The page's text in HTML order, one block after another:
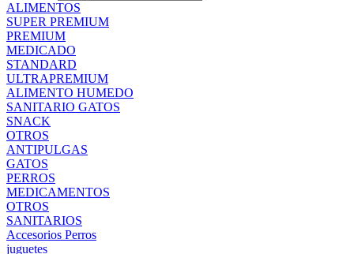
ALIMENTOS
SUPER PREMIUM
PREMIUM
MEDICADO
STANDARD
ULTRAPREMIUM
ALIMENTO HUMEDO
SANITARIO GATOS
SNACK
OTROS
ANTIPULGAS
GATOS
PERROS
MEDICAMENTOS
OTROS
SANITARIOS
Accesorios Perros
juguetes